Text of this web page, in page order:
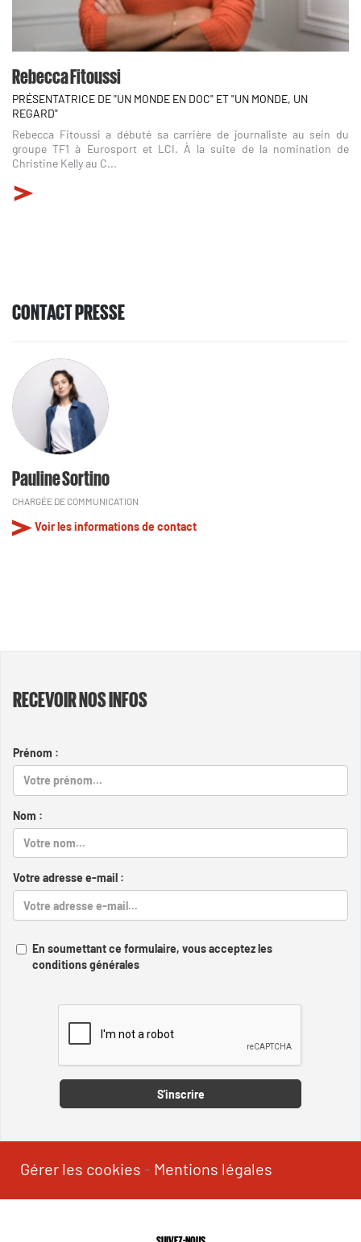
Rebecca Fitoussi
PRÉSENTATRICE DE "UN MONDE EN DOC" ET "UN MONDE, UN
REGARD"
Rebecca Fitoussi a débuté sa carrière de journaliste au sein du
groupe TF1 à Eurosport et LCI. À la suite de la nomination de
Christine Kelly au C...
CONTACT PRESSE
Pauline Sortino
CHARGÉE DE COMMUNICATION
Voir les informations de contact
RECEVOIR NOS INFOS
Prénom :
Nom :
Votre adresse e-mail :
En soumettant ce formulaire, vous acceptez les
conditions générales
S'inscrire
Gérer les cookies - Mentions légales
SUIVEZ-NOUS